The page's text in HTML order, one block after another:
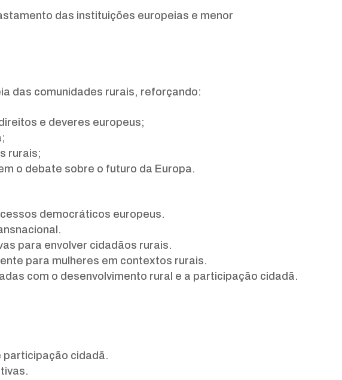
das instituições europeias e menor
das comunidades rurais, reforçando:
e deveres europeus;
rurais;
o debate sobre o futuro da Europa.
democráticos europeus.
para envolver cidadãos rurais.
para mulheres em contextos rurais.
com o desenvolvimento rural e a participação cidadã.
participação cidadã.